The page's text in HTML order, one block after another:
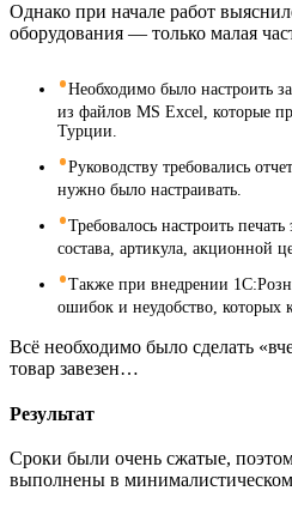
Однако при начале работ
оборудования — только малая
Необходимо было настроить
из файлов MS Excel, которые
Турции.
Руководству требовались
нужно было настраивать.
Требовалось настроить
состава, артикула, акционной
Также при внедрении
ошибок и неудобство, которых
Всё необходимо было сделать
товар завезен…
Результат
Сроки были очень сжатые,
выполнены в